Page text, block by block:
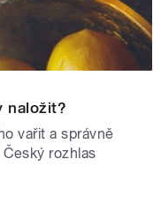
naložit?
vařit a správně
rozhlas